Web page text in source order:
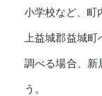
小学校など、町
上益城郡益城
調べる場合、新
う。